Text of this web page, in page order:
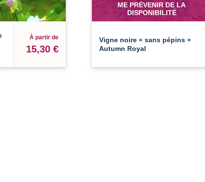
À partir de
15,30 €
ME PRÉVENIR DE LA
DISPONIBILITÉ
Vigne noire « sans pépins »
Autumn Royal